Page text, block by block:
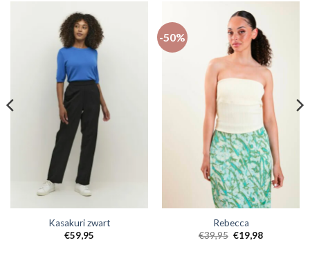
Kasakuri zwart
€59,95
-50%
Rebecca
€39,95 €19,98